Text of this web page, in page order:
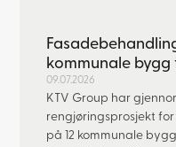
kommunale
09.07.2026
KTV Group har
rengjøringsprosjekt
på 12 kommunale